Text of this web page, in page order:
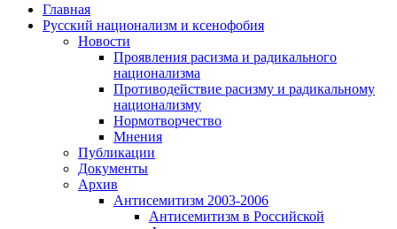
Главная
Русский национализм и ксенофобия
Новости
Проявления расизма и радикального
национализма
Противодействие расизму и радикальному
национализму
Нормотворчество
Мнения
Публикации
Документы
Архив
Антисемитизм 2003-2006
Антисемитизм в Российской